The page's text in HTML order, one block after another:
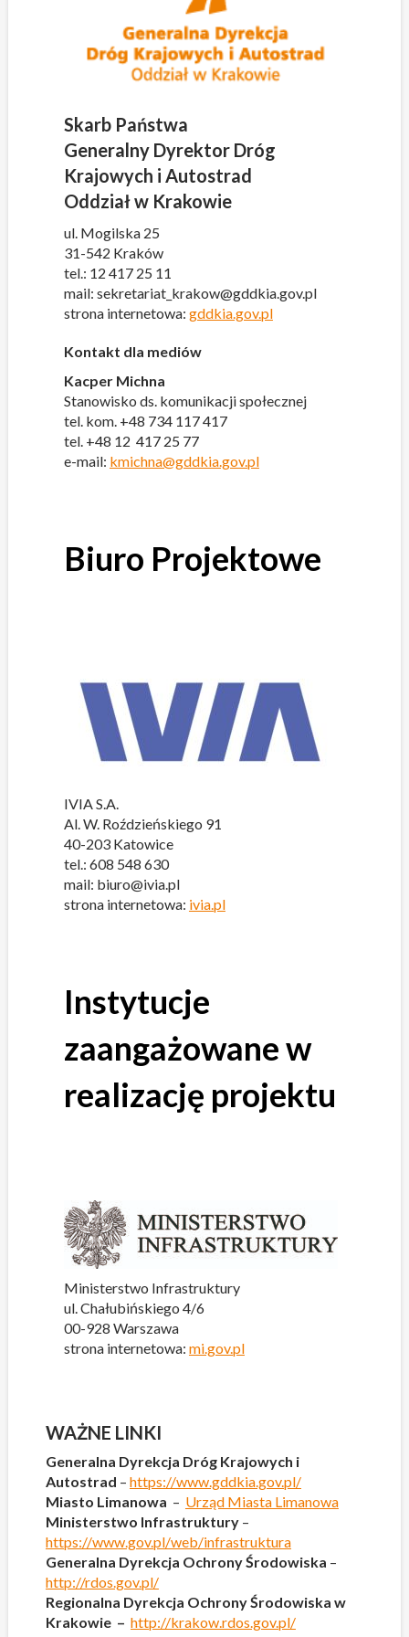
Skarb Państwa
Generalny Dyrektor Dróg
Krajowych i Autostrad
Oddział w Krakowie
ul. Mogilska 25
31-542 Kraków
tel.: 12 417 25 11
mail: sekretariat_krakow@gddkia.gov.pl
strona internetowa: gddkia.gov.pl
Kontakt dla mediów
Kacper Michna
Stanowisko ds. komunikacji społecznej
tel. kom. +48 734 117 417
tel. +48 12 417 25 77
e-mail: kmichna@gddkia.gov.pl
Biuro Projektowe
IVIA S.A.
Al. W. Roździeńskiego 91
40-203 Katowice
tel.: 608 548 630
mail: biuro@ivia.pl
strona internetowa: ivia.pl
Instytucje
zaangażowane w
realizację projektu
Ministerstwo Infrastruktury
ul. Chałubińskiego 4/6
00-928 Warszawa
strona internetowa: mi.gov.pl
WAŻNE LINKI
Generalna Dyrekcja Dróg Krajowych i
Autostrad – https://www.gddkia.gov.pl/
Miasto Limanowa – Urząd Miasta Limanowa
Ministerstwo Infrastruktury–
https://www.gov.pl/web/infrastruktura
Generalna Dyrekcja Ochrony Środowiska –
http://rdos.gov.pl/
Regionalna Dyrekcja Ochrony Środowiska w
Krakowie – http://krakow.rdos.gov.pl/